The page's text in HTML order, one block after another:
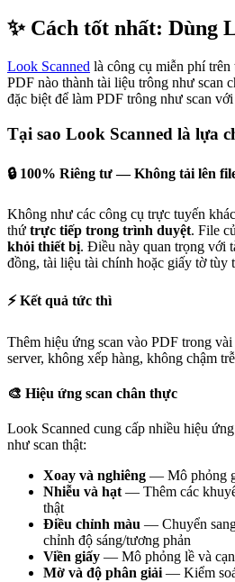
✨ Cách tốt nhất: Dùng
Look Scanned là công cụ miễn phí
PDF nào thành tài liệu trông như scan
đặc biệt để làm PDF trông như scan
Tại sao Look Scanned là lựa
🔒 100% Riêng tư — Không tải lên
Không như các công cụ trực tuyến
thứ trực tiếp trong trình duyệt. File
khỏi thiết bị. Điều này quan trọng với
đồng, tài liệu tài chính hoặc giấy tờ tùy
⚡ Kết quả tức thì
Thêm hiệu ứng scan vào PDF trong
server, không xếp hàng, không chậm
🎨 Hiệu ứng scan chân thực
Look Scanned cung cấp nhiều hiệu
như scan thật:
Xoay và nghiêng — Mô phỏng
Nhiễu và hạt — Thêm các
thật
Điều chỉnh màu — Chuyển
chỉnh độ sáng/tương phản
Viền giấy — Mô phỏng lề và
Mờ và độ phân giải — Kiểm